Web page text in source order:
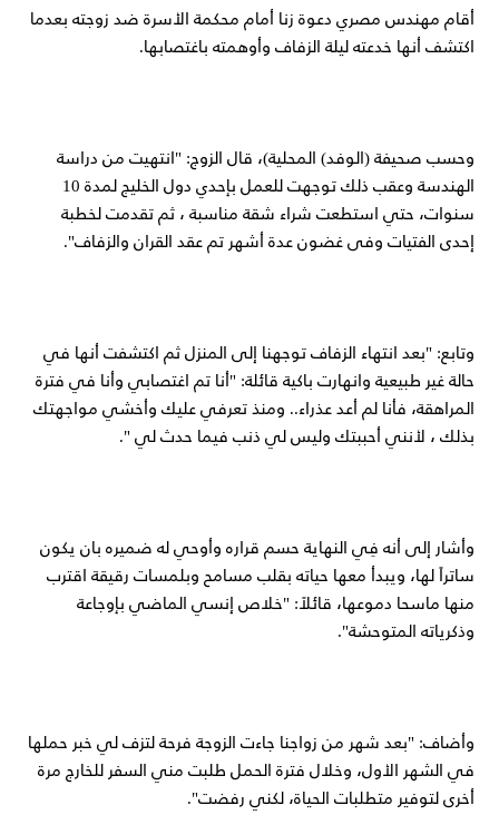
أقام مهندس مصري دعوة زنا أمام محكمة الأسرة ضد زوجته بعدما
اكتشف أنها خدعته ليلة الزفاف وأوهمته باغتصابها.
وحسب صحيفة (الوفد) المحلية)، قال الزوج: "انتهيت من دراسة
الهندسة وعقب ذلك توجهت للعمل بإحدي دول الخليج لمدة 10
سنوات، حتي استطعت شراء شقة مناسبة ، ثم تقدمت لخطبة
إحدى الفتيات وفى غضون عدة أشهر تم عقد القران والزفاف".
وتابع: "بعد انتهاء الزفاف توجهنا إلى المنزل ثم اكتشفت أنها في
حالة غير طبيعية وانهارت باكية قائلة: "أنا تم اغتصابي وأنا في فترة
المراهقة، فأنا لم أعد عذراء.. ومنذ تعرفي عليك وأخشي مواجهتك
بذلك ، لأنني أحببتك وليس لي ذنب فيما حدث لي ".
وأشار إلى أنه فِي النهاية حسم قراره وأوحي له ضميره بان يكون
ساتراً لها، ويبدأ معها حياته بقلب مسامح وبلمسات رقيقة اقترب
منها ماسحا دموعها، قائلاً: "خلاص إنسي الماضي بإوجاعة
وذكرياته المتوحشة".
وأضاف: "بعد شهر من زواجنا جاءت الزوجة فرحة لتزف لي خبر حملها
في الشهر الأول، وخلال فترة الحمل طلبت مني السفر للخارج مرة
أخرى لتوفير متطلبات الحياة، لكني رفضت".